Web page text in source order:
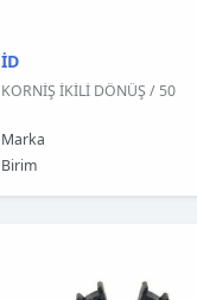
İD
KORNİŞ İKİLİ DÖNÜŞ / 50
Marka
Birim